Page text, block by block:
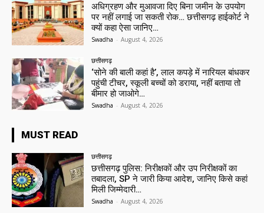
अधिग्रहण और मुआवजा दिए बिना जमीन के उपयोग
पर नहीं लगाई जा सकती रोक… छत्तीसगढ़ हाईकोर्ट ने
क्यों कहा ऐसा जानिए…
Swadha - August 4, 2026
छत्तीसगढ़
‘सोने की बाली कहां है’, लाल कपड़े में नारियल बांधकर
पहुंची टीचर, स्कूली बच्चों को डराया, नहीं बताया तो
बीमार हो जाओगे…
Swadha - August 4, 2026
MUST READ
छत्तीसगढ़
छत्तीसगढ़ पुलिस: निरीक्षकों और उप निरीक्षकों का
तबादला, SP ने जारी किया आदेश, जानिए किसे कहां
मिली जिम्मेदारी…
Swadha - August 4, 2026